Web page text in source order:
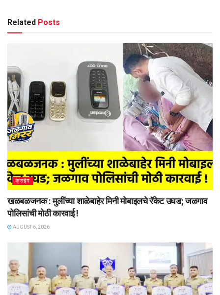
Related Posts
क्राईम
खळबळजनक : मुलींच्या शाळेबाहेर मिनी मोबाइलचे रॅकेट उघड; जळगाव
पोलिसांची मोठी कारवाई !
AUGUST 6, 2026